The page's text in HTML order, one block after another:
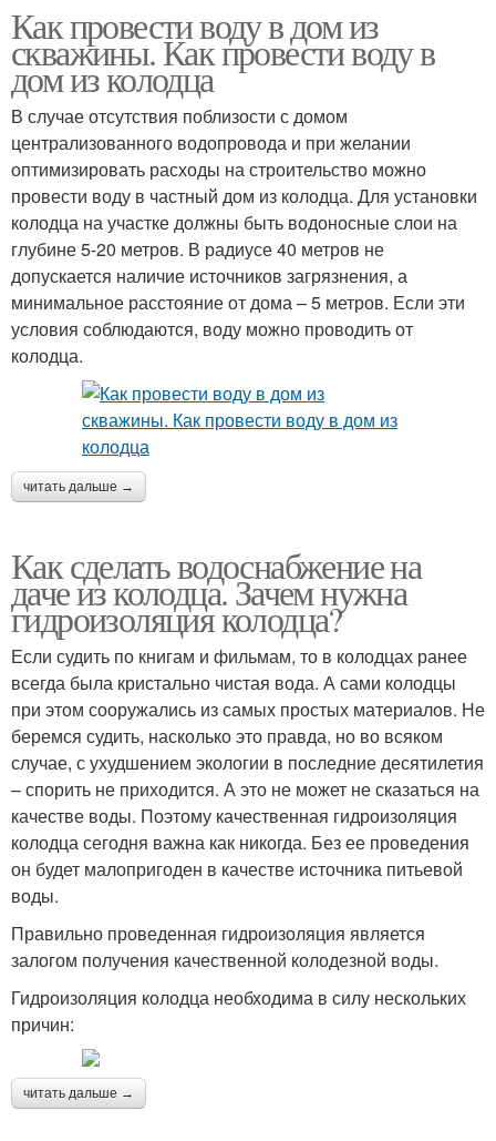
Как провести воду в дом из
скважины. Как провести воду в
дом из колодца
В случае отсутствия поблизости с домом
централизованного водопровода и при желании
оптимизировать расходы на строительство можно
провести воду в частный дом из колодца. Для установки
колодца на участке должны быть водоносные слои на
глубине 5-20 метров. В радиусе 40 метров не
допускается наличие источников загрязнения, а
минимальное расстояние от дома – 5 метров. Если эти
условия соблюдаются, воду можно проводить от
колодца.
читать дальше →
Как сделать водоснабжение на
даче из колодца. Зачем нужна
гидроизоляция колодца?
Если судить по книгам и фильмам, то в колодцах ранее
всегда была кристально чистая вода. А сами колодцы
при этом сооружались из самых простых материалов. Не
беремся судить, насколько это правда, но во всяком
случае, с ухудшением экологии в последние десятилетия
– спорить не приходится. А это не может не сказаться на
качестве воды. Поэтому качественная гидроизоляция
колодца сегодня важна как никогда. Без ее проведения
он будет малопригоден в качестве источника питьевой
воды.
Правильно проведенная гидроизоляция является
залогом получения качественной колодезной воды.
Гидроизоляция колодца необходима в силу нескольких
причин:
читать дальше →